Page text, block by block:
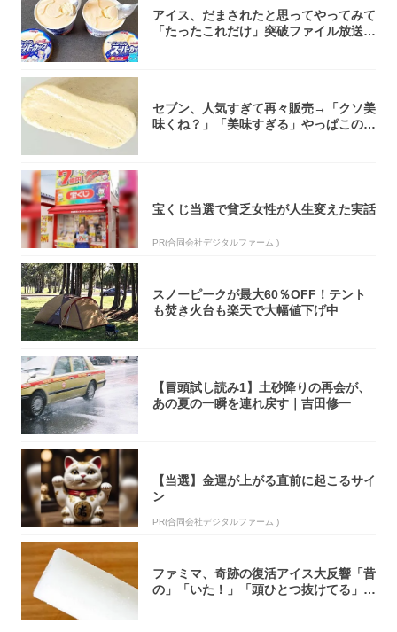
アイス、だまされたと思ってやってみて
「たったこれだけ」突破ファイル放送で
セブン、人気すぎて再々販売→「クソ美
味くね？」「美味すぎる」やっぱこのク
宝くじ当選で貧乏女性が人生変えた実話
PR(合同会社デジタルファーム )
スノーピークが最大60％OFF！テント
も焚き火台も楽天で大幅値下げ中
【冒頭試し読み1】土砂降りの再会が、
あの夏の一瞬を連れ戻す｜吉田修一
【当選】金運が上がる直前に起こるサイ
ン
PR(合同会社デジタルファーム )
ファミマ、奇跡の復活アイス大反響「昔
の」「いた！」「頭ひとつ抜けてる」